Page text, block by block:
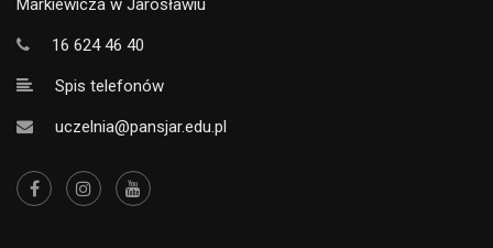
Markiewicza w Jarosławiu
16 624 46 40
Spis telefonów
uczelnia@pansjar.edu.pl